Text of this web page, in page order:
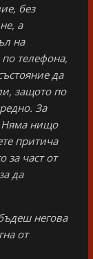
без
а
на
телефона,
да
защото по
За
Няма нищо
притича
за част от
да
негова
от